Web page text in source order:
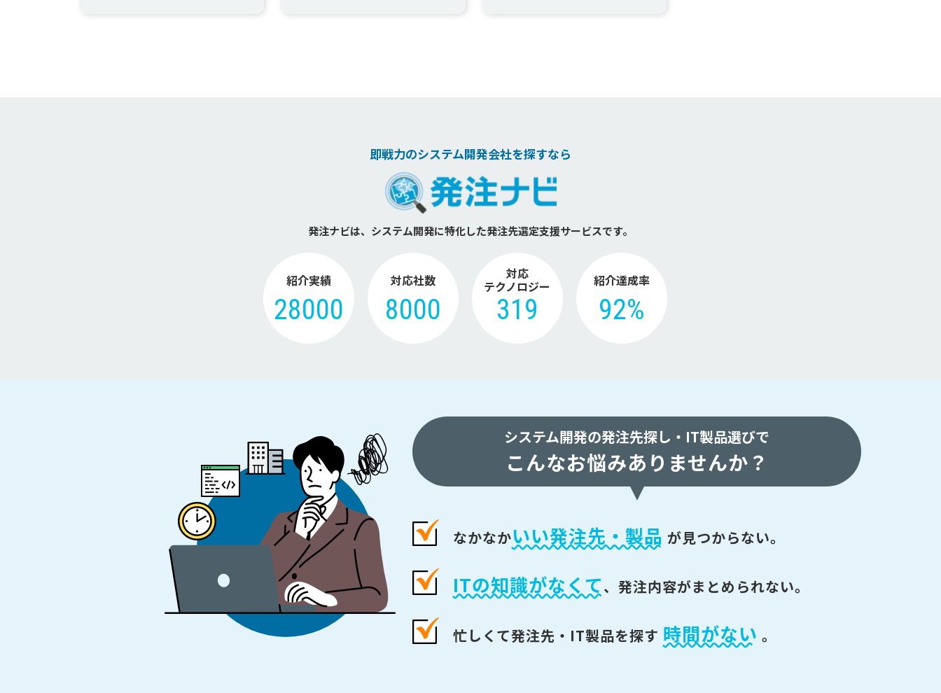
Questionary様のサ...
Questionary様のサ...
ールディングス様の、 コーポ...
即戦力のシステム開発会社を探すなら
発注ナビは、システム開発に特化した発注先選定支援サービスです。
紹介実績
28000
対応社数
8000
対応
テクノロジー
319
紹介達成率
92%
システム開発の発注先探し・ IT製品選びで
こんなお悩みありませんか？
なかなかいい発注先・製品 が見つからない。
ITの知識がなくて、 発注内容がまとめられない。
忙しくて発注先・IT製品を探す 時間がない 。